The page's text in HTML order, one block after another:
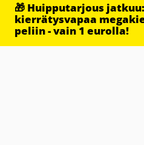
🎁 Huipputarjous
kierrätysvapaa
peliin - vain 1 eurolla!